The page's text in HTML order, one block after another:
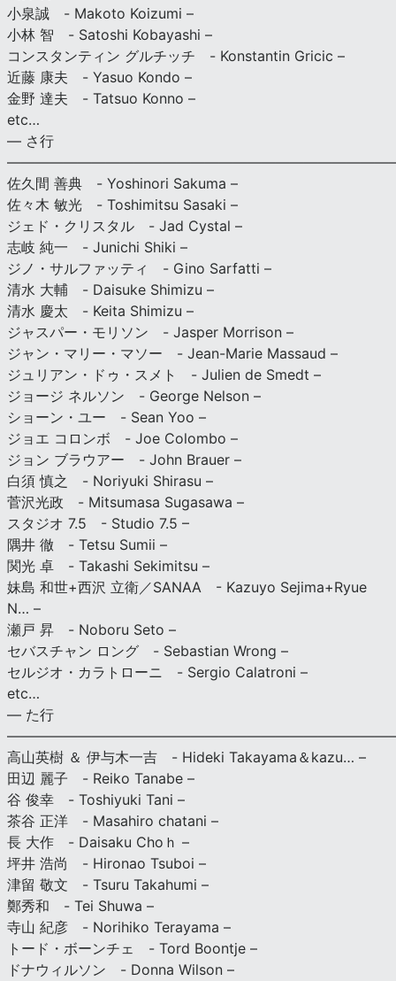
小泉誠 - Makoto Koizumi –
小林 智 - Satoshi Kobayashi –
コンスタンティン グルチッチ - Konstantin Gricic –
近藤 康夫 - Yasuo Kondo –
金野 達夫 - Tatsuo Konno –
etc…
— さ行
佐久間 善典 - Yoshinori Sakuma –
佐々木 敏光 - Toshimitsu Sasaki –
ジェド・クリスタル - Jad Cystal –
志岐 純一 - Junichi Shiki –
ジノ・サルファッティ - Gino Sarfatti –
清水 大輔 - Daisuke Shimizu –
清水 慶太 - Keita Shimizu –
ジャスパー・モリソン - Jasper Morrison –
ジャン・マリー・マソー - Jean-Marie Massaud –
ジュリアン・ドゥ・スメト - Julien de Smedt –
ジョージ ネルソン - George Nelson –
ショーン・ユー - Sean Yoo –
ジョエ コロンボ - Joe Colombo –
ジョン ブラウアー - John Brauer –
白須 慎之 - Noriyuki Shirasu –
菅沢光政 - Mitsumasa Sugasawa –
スタジオ 7.5 - Studio 7.5 –
隅井 徹 - Tetsu Sumii –
関光 卓 - Takashi Sekimitsu –
妹島 和世+西沢 立衛／SANAA - Kazuyo Sejima+Ryue
N… –
瀬戸 昇 - Noboru Seto –
セバスチャン ロング - Sebastian Wrong –
セルジオ・カラトローニ - Sergio Calatroni –
etc…
— た行
高山英樹 ＆ 伊与木一吉 - Hideki Takayama＆kazu… –
田辺 麗子 - Reiko Tanabe –
谷 俊幸 - Toshiyuki Tani –
茶谷 正洋 - Masahiro chatani –
長 大作 - Daisaku Choｈ –
坪井 浩尚 - Hironao Tsuboi –
津留 敬文 - Tsuru Takahumi –
鄭秀和 - Tei Shuwa –
寺山 紀彦 - Norihiko Terayama –
トード・ボーンチェ - Tord Boontje –
ドナウィルソン - Donna Wilson –